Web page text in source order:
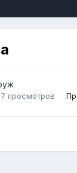
просмотров